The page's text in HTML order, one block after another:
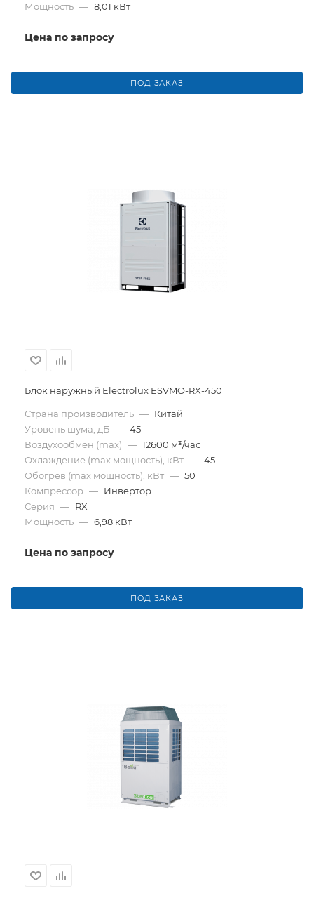
Мощность — 8,01 кВт
Цена по запросу
ПОД ЗАКАЗ
Блок наружный Electrolux ESVMO-RX-450
Страна производитель — Китай
Уровень шума, дБ — 45
Воздухообмен (max) — 12600 м³/час
Охлаждение (max мощность), кВт — 45
Обогрев (max мощность), кВт — 50
Компрессор — Инвертор
Серия — RX
Мощность — 6,98 кВт
Цена по запросу
ПОД ЗАКАЗ